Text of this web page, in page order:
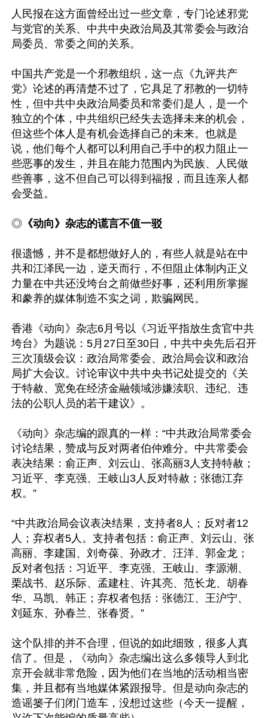
人民报在这方面曾经出过一些文章，专门论述邪党
与党官的关系、中共中央政治局及其常委会与政治
局委员、常委之间的关系。
中国共产党是一个邪教组织，这一点《九评共产
党》论述的再清楚不过了，它具足了邪教的一切特
性，但中共中央政治局委员和常委们是人，是一个
独立的个体，中共组织已经失去选择未来的机会，
但这些个体人是有机会选择自己的未来。也就是
说，他们每个人都可以利用自己手中的权力阻止一
些恶事的发生，并且在能力范围内为民族、人民做
些善事，这不但自己可以得到福报，而且连亲人都
会受益。
◎ 《动向》杂志的谎言不值一驳
很遗憾，并不是都想做好人的，有些人就是站在中
共和江泽民一边，逆天而行，不但阻止体制内正义
力量在中共还没垮台之前做些好事，还利用所掌握
和豢养的媒体制造不实之词，欺骗网民。
香港《动向》杂志6月号以《习近平指放生贪官中共
垮台》为题说：5月27日至30日，中共中央先后召开
三次顶级会议：政治局常委会、政治局会议和政治
局扩大会议。讨论审议中共中央书记处提交的《关
于特赦、宽免在经济金融领域涉嫌渎职、违纪、违
法的公职人员的若干建议》。
《动向》杂志编的跟真的一样：“中共政治局常委会
讨论结果，赞成与反对两者伯仲难分。中共常委会
表决结果：俞正声、刘云山、张高丽3人支持特赦；
习近平、李克强、王岐山3人反对特赦；张德江弃
权。”
“中共政治局会议表决结果，支持者8人；反对者12
人；弃权者5人。支持者包括：俞正声、刘云山、张
高丽、李建国、刘奇葆、孙政才、汪洋、郭金龙；
反对者包括：习近平、李克强、王岐山、李源潮、
栗战书、赵乐际、孟建柱、许其亮、范长龙、胡春
华、马凯、韩正；弃权者包括：张德江、王沪宁、
刘延东、孙春兰、张春贤。”
这个队排的并不合理，但说的如此细致，很多人真
信了。但是，《动向》杂志编出这么多领导人到北
京开会就非常危险，因为他们在当地的活动相当密
集，并且都有当地媒体紧跟报导。但是动向杂志的
造谣篓子们闭门造车，没想过这些（今天一提醒，